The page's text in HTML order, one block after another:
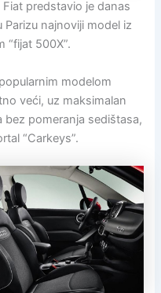
predstavio je danas
najnoviji model iz
“fijat 500X”.
modelom
veći, uz maksimalan
pomeranja sedištasa,
“Carkeys”.